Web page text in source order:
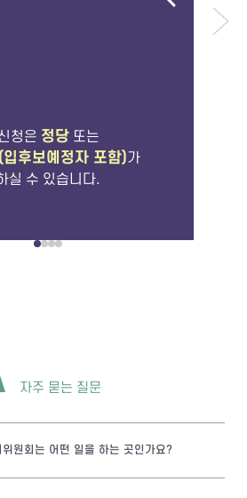
청은 정당또는
입후보예정자 포함)가
실 수 있습니다.
자주 묻는 질문
위원회는 어떤 일을 하는 곳인가요?